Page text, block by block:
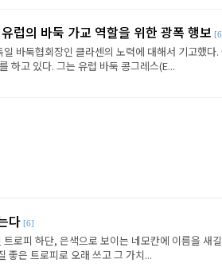
럽의 바둑 가교 역할을 위한 광폭 행보
바둑협회장인 클라센의 노력에 대해서 기고했다.
하고 있다. 그는 유럽 바둑 콩그레스(E...
다 [6]
로피 하단, 은색으로 보이는 네모칸에 이름을 새
좋은 트로피로 오래 쓰고 그 가치...